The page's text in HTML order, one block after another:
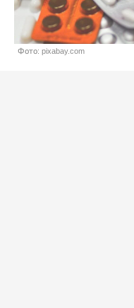
Фото: pixabay.com